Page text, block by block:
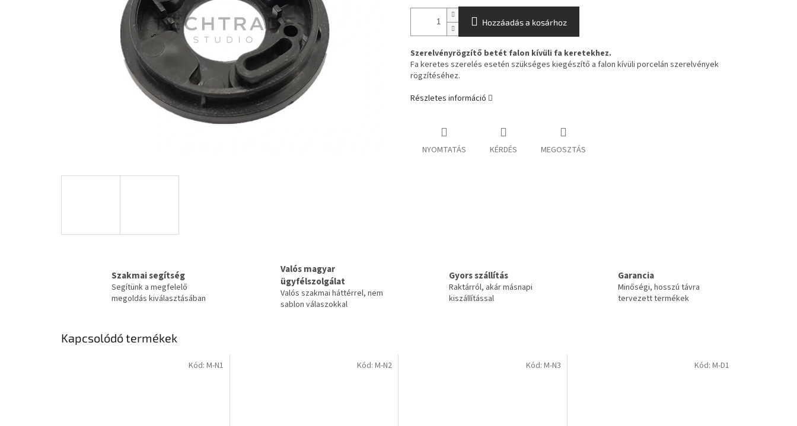
Hozzáadás a kosárhoz
Szerelvényrögzítő betét falon kívüli fa keretekhez.
Fa keretes szerelés esetén szükséges kiegészítő a falon kívüli porcelán szerelvények
rögzítéséhez.
Részletes információ
NYOMTATÁS KÉRDÉS MEGOSZTÁS
Szakmai segítség
Segítünk a megfelelő
megoldás kiválasztásában
Valós magyar
ügyfélszolgálat
Valós szakmai háttérrel, nem
sablon válaszokkal
Gyors szállítás
Raktárról, akár másnapi
kiszállítással
Garancia
Minőségi, hosszú távra
tervezett termékek
Kapcsolódó termékek
Kód: M-N1 Kód: M-N2 Kód: M-N3 Kód: M-D1